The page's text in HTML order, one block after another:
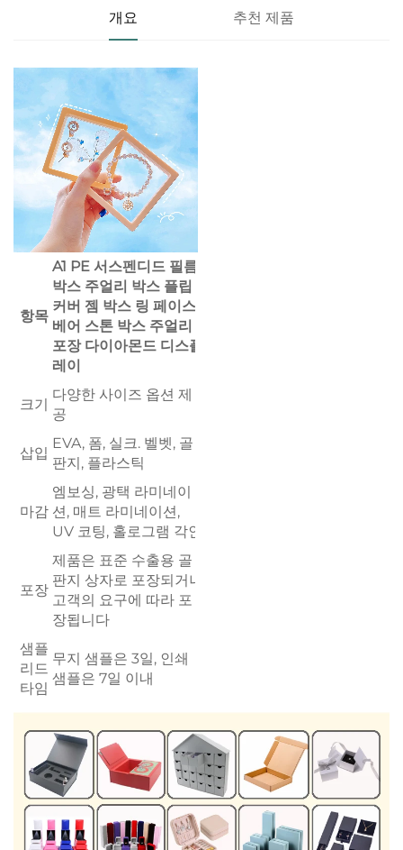
개요 추천 제품
항목
A1 PE 서스펜디드 필름
박스 주얼리 박스 플립
커버 젬 박스 링 페이스
베어 스톤 박스 주얼리
포장 다이아몬드 디스플
레이
크기
다양한 사이즈 옵션 제
공
삽입
EVA, 폼, 실크. 벨벳, 골
판지, 플라스틱
마감
엠보싱, 광택 라미네이
션, 매트 라미네이션,
UV 코팅, 홀로그램 각인
포장
제품은 표준 수출용 골
판지 상자로 포장되거나
고객의 요구에 따라 포
장됩니다
샘플
리드
타임
무지 샘플은 3일, 인쇄
샘플은 7일 이내